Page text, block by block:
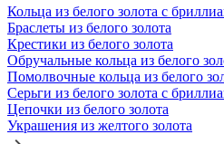
Кольца из белого золота с
Браслеты из белого золота
Крестики из белого золота
Обручальные кольца из белого
Помолвочные кольца из белого
Серьги из белого золота с
Цепочки из белого золота
Украшения из желтого золота